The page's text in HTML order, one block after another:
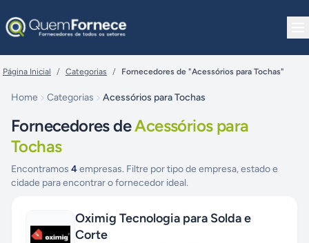
Página Inicial / Categorias / Fornecedores de "Acessórios para Tochas"
Home Categorias Acessórios para Tochas
Fornecedores deAcessórios para
Tochas
Encontramos 4empresas. Filtre por tipo de empresa, estado e
cidade para encontrar o fornecedor ideal.
Oximig Tecnologia para Solda e
Corte